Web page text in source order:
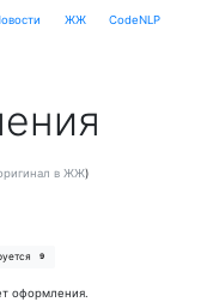
ЖЖ CodeNLP
в ЖЖ)
9
оформления.